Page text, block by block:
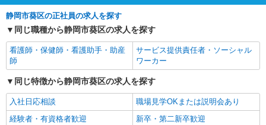
る ・業績に応じて部門別業績給（1万円）支給 ・
老健は処遇改善手当あり ・夜勤手当 ★さらに夜
勤5回以上の場合、1回につき2500円加算 ・住宅手
当（上限3万円） 【収入例】 ●34歳・介護福祉
士・リーダー職 月収362,700円／年収5,320,800円
※基本給255200円＋全体業績給＋退職前払金＋賞
●26歳・資格なし 月収261,100円／年収3,834,600
円 ※基本給186400円＋全体業績給＋退職前払金＋
賞与＋各種手当（住宅・技術給・夜勤・夜勤特）
【静清リハビリテーション病院】 静岡市葵区春日
2-12-25
訪問看護ステーションの看護師
医療法人社団アールアンドオー 静岡ホームメデ
ィカルケアセンター 訪問看護ステーション ガ
イア
正社員
月給32万1,000円以上 年収450万円以上（月給・各
種手当・賞与） ※経験・能力による ※別途、住宅
静岡市葵区の正社員の求人を探す
同じ職種から静岡市葵区の求人を探す
看護師・保健師・看護助手・助産
師
サービス提供責任者・ソーシャル
ワーカー
同じ特徴から静岡市葵区の求人を探す
入社日応相談
職場見学OKまたは説明会あり
経験者・有資格者歓迎
新卒・第二新卒歓迎